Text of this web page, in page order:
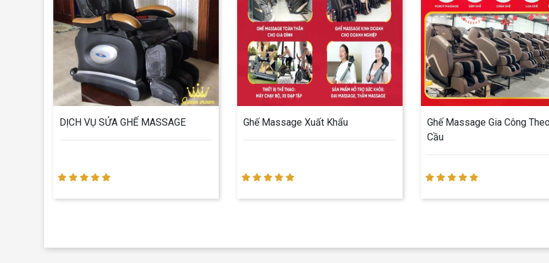
DỊCH VỤ SỬA GHẾ MASSAGE Ghế Massage Xuất Khẩu
Ghế Massage Gia Công
Cầu